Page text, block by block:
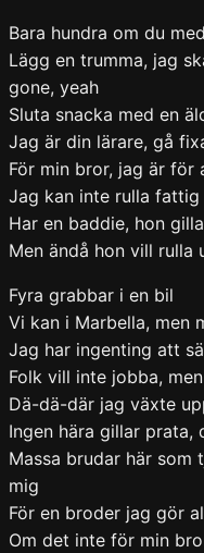
Bara hundra om du
Lägg en trumma, jag
gone, yeah
Sluta snacka med en
Jag är din lärare, gå
För min bror, jag är för
Jag kan inte rulla fattig
Har en baddie, hon
Men ändå hon vill rulla
Fyra grabbar i en bil
Vi kan i Marbella, men
Jag har ingenting att
Folk vill inte jobba,
Dä-dä-där jag växte
Ingen hära gillar prata,
Massa brudar här
mig
För en broder jag gör
Om det inte för min